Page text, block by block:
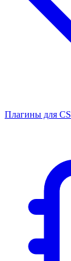
Плагины для